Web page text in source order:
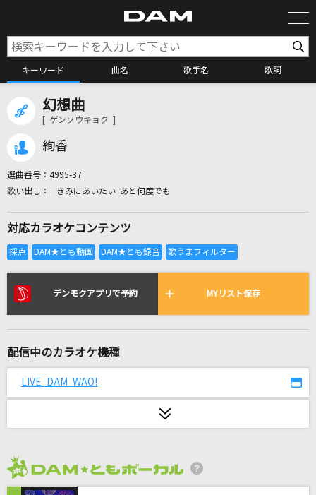
キーワード 曲名 歌手名 歌詞
全国りれき
リアルタイムで歌われている曲の一覧
[生音]ロマンスの神様
YUME日和
幻想曲
[ ゲンソウキョク ]
絢香
選曲番号： 4995-37
きみにあいたい あと何度でも
対応カラオケコンテンツ
デンモクアプリで予約 MYリスト保存
配信中のカラオケ機種
LIVE DAM WAO!